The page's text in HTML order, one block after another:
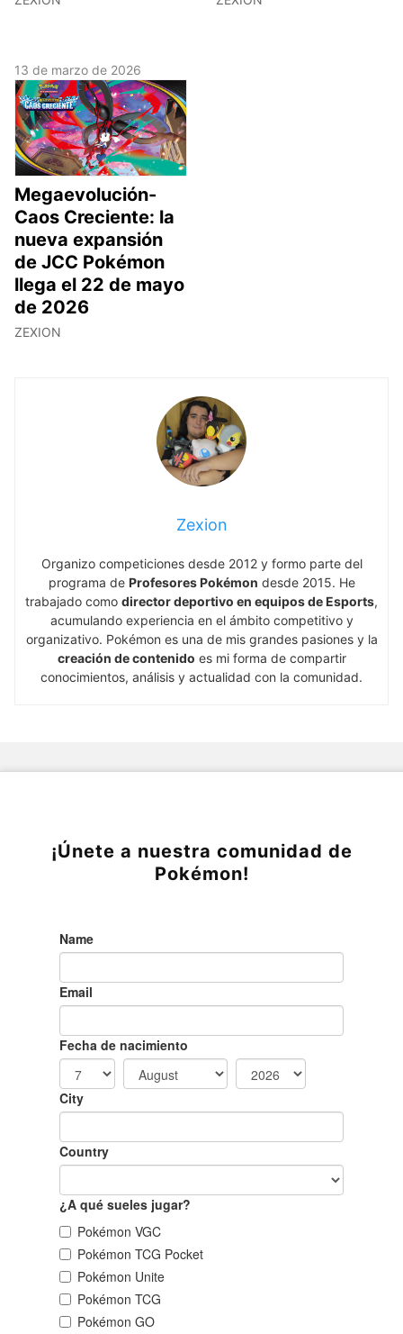
13 de marzo de 2026
Megaevolución-
Caos Creciente: la
nueva expansión
de JCC Pokémon
llega el 22 de mayo
de 2026
ZEXION
Zexion
Organizo competiciones desde 2012 y formo parte del
programa de Profesores Pokémon desde 2015. He
trabajado como director deportivo en equipos de Esports,
acumulando experiencia en el ámbito competitivo y
organizativo. Pokémon es una de mis grandes pasiones y la
creación de contenido es mi forma de compartir
conocimientos, análisis y actualidad con la comunidad.
¡Únete a nuestra comunidad de
Pokémon!